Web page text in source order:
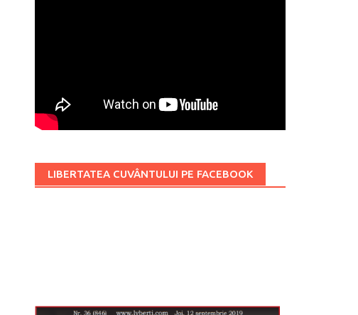
LIBERTATEA CUVÂNTULUI PE FACEBOOK